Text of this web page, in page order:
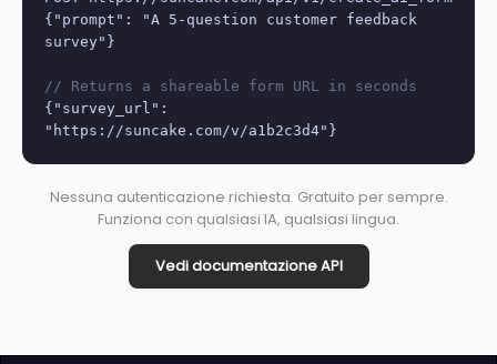
{"prompt": "A 5-question customer feedback
survey"}
// Returns a shareable form URL in seconds
{"survey_url":
"https://suncake.com/v/a1b2c3d4"}
Nessuna autenticazione richiesta. Gratuito per sempre.
Funziona con qualsiasi IA, qualsiasi lingua.
Vedi documentazione API